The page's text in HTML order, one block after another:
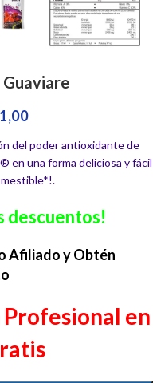
Guaviare
del poder antioxidante de
en una forma deliciosa y fácil
descuentos!
Afiliado y Obtén
en